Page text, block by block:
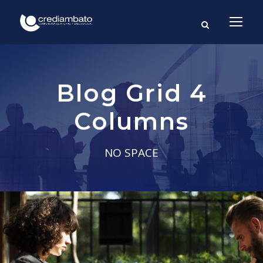
Blog Grid 4
Columns
NO SPACE